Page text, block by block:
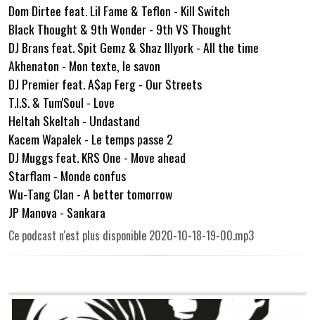
Dom Dirtee feat. Lil Fame & Teflon - Kill Switch
Black Thought & 9th Wonder - 9th VS Thought
DJ Brans feat. Spit Gemz & Shaz Illyork - All the time
Akhenaton - Mon texte, le savon
DJ Premier feat. A$ap Ferg - Our Streets
T.I.S. & Tum'Soul - Love
Heltah Skeltah - Undastand
Kacem Wapalek - Le temps passe 2
DJ Muggs feat. KRS One - Move ahead
Starflam - Monde confus
Wu-Tang Clan - A better tomorrow
JP Manova - Sankara
Ce podcast n'est plus disponible 2020-10-18-19-00.mp3